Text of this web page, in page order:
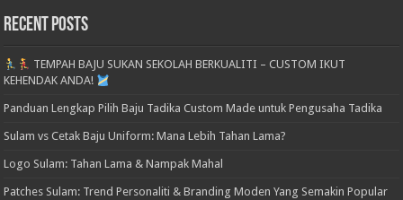
Recent Posts
TEMPAH BAJU SUKAN SEKOLAH BERKUALITI – CUSTOM IKUT
KEHENDAK ANDA!
Panduan Lengkap Pilih Baju Tadika Custom Made untuk Pengusaha Tadika
Sulam vs Cetak Baju Uniform: Mana Lebih Tahan Lama?
Logo Sulam: Tahan Lama & Nampak Mahal
Patches Sulam: Trend Personaliti & Branding Moden Yang Semakin Popular